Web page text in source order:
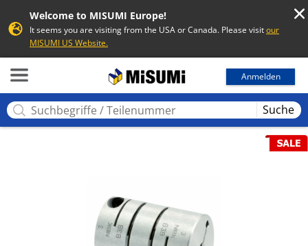
Welcome to MISUMI Europe!
It seems you are visiting from the USA or Canada. Please visitour
MISUMI US Website.
Anmelden
Suche